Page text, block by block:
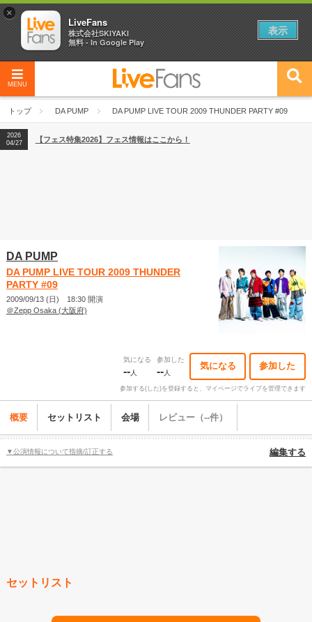
MENU
トップ DA PUMP DA PUMP LIVE TOUR 2009 THUNDER PARTY #09
2026
04/27
2026
【ライブ動員ランキング】2026年上半期編発表！
2026
04/27
【フェス特集2026】フェス情報はここから！
DA PUMP
DA PUMP LIVE TOUR 2009 THUNDER
PARTY #09
2009/09/13 (日) 18:30 開演
＠Zepp Osaka (大阪府)
気になる
--人
参加した
--人
気になる 参加した
参加する(した)を登録すると、マイページでライブを管理できます
概要 セットリスト 会場 レビュー（--件）
▼公演情報について指摘/訂正する 編集する
セットリスト
×
LiveFans
株式会社SKIYAKI
無料 - In Google Play
表示